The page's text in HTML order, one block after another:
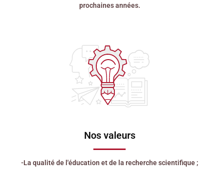
prochaines années.
Nos valeurs
-La qualité de l'éducation et de la recherche scientifique ;